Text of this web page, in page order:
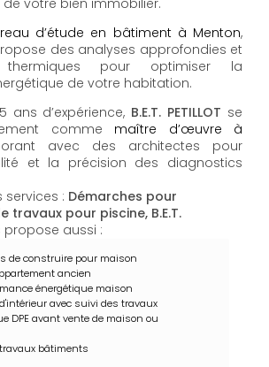
votre bien immobilier.
d’étude en bâtiment à Menton,
des analyses approfondies et
pour optimiser la
de votre habitation.
ans d’expérience, B.E.T. PETILLOT se
comme maître d’œuvre à
avec des architectes pour
et la précision des diagnostics
services : Démarches pour
travaux pour piscine, B.E.T.
propose aussi :
de construire pour maison
ancien
énergétique maison
avec suivi des travaux
DPE avant vente de maison ou
bâtiments